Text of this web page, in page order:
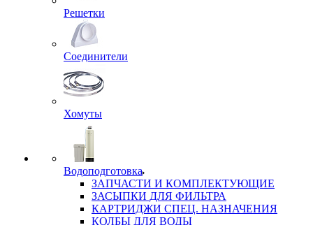
Решетки
Соединители
Хомуты
Водоподготовка
ЗАПЧАСТИ И КОМПЛЕКТУЮЩИЕ
ЗАСЫПКИ ДЛЯ ФИЛЬТРА
КАРТРИДЖИ СПЕЦ. НАЗНАЧЕНИЯ
КОЛБЫ ДЛЯ ВОДЫ